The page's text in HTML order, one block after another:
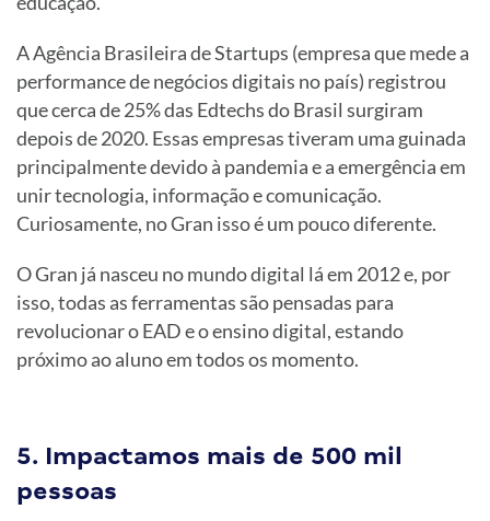
A Agência Brasileira de Startups (empresa que mede a
performance de negócios digitais no país) registrou
que cerca de 25% das Edtechs do Brasil surgiram
depois de 2020. Essas empresas tiveram uma guinada
principalmente devido à pandemia e a emergência em
unir tecnologia, informação e comunicação.
Curiosamente, no Gran isso é um pouco diferente.
O Gran já nasceu no mundo digital lá em 2012 e, por
isso, todas as ferramentas são pensadas para
revolucionar o EAD e o ensino digital, estando
próximo ao aluno em todos os momento.
5. Impactamos mais de 500 mil
pessoas